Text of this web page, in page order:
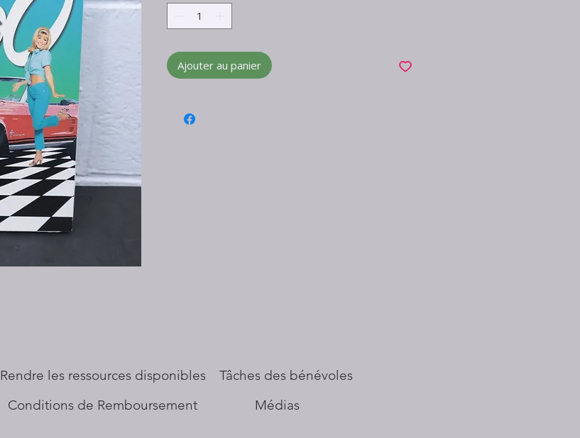
Ajouter au panier
​Rendre les ressources disponibles
Conditions de Remboursement
Tâches des bénévoles
Médias